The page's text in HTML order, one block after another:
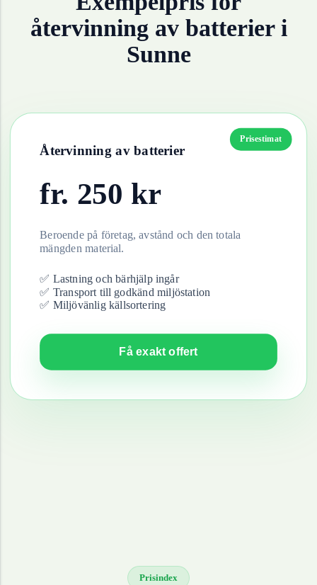
återvinning av batterieri
Sunne
Prisestimat
Återvinning av batterier
fr. 250 kr
Beroende på företag, avstånd och den totala
mängden material.
✅ Lastning och bärhjälp ingår
✅ Transport till godkänd miljöstation
✅ Miljövänlig källsortering
Få exakt offert
Prisindex